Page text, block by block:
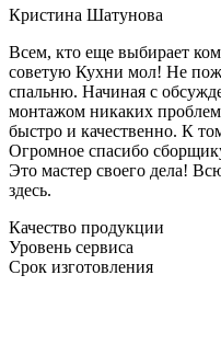
Кристина Шатунова
Всем, кто еще выбирает
советую Кухни мол! Не
спальню. Начиная с
монтажом никаких
быстро и качественно. К
Огромное спасибо
Это мастер своего дела!
здесь.
Качество продукции
Уровень сервиса
Срок изготовления